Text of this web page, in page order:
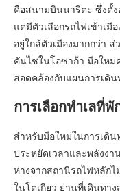
คือสนามบินนาริตะ ซึ่งตั้ง
แต่มีตัวเลือกรถไฟเข้าเ
อยู่ใกล้ตัวเมืองมากกว่า
คันไซในโอซาก้า มือให
สอดคล้องกับแผนการเดิ
การเลือกทำเลที่
สำหรับมือใหม่ในการเดิน
ประหยัดเวลาและพลังง
ห่างจากสถานีรถไฟหลักไ
ในโตเกียว ย่านที่เดินทา